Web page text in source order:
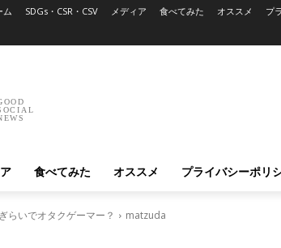
ム SDGs・CSR・CSV メディア 食べてみた オススメ プ
食べてみた オススメ プライバシーポリ
らいでオタクゲーマー？ matzuda